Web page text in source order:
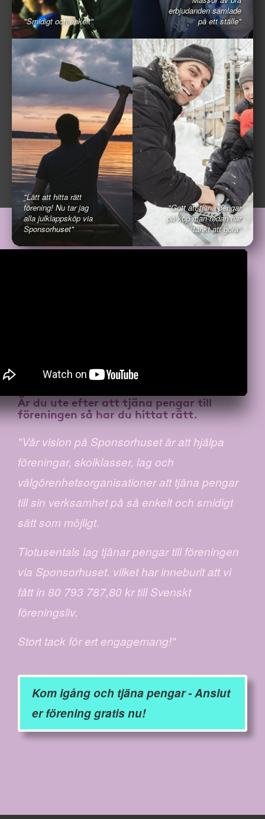
"Smidigt och enkelt"
erbjudanden samlade
på ett ställe"
"Lätt att hitta rätt
förening! Nu tar jag
alla julklappsköp via
Sponsorhuset"
"Gott att tjäna pengar
på köp man redan har
tänkt att göra"
Är du ute efter atttjäna pengar till
föreningenså har du hittat rätt.
"Vår vision på Sponsorhuset är att hjälpa
föreningar, skolklasser, lag och
välgörenhetsorganisationer att tjäna pengar
till sin verksamhet på så enkelt och smidigt
sätt som möjligt.
Tiotusentals lag tjänar pengar till föreningen
via Sponsorhuset. vilket har inneburit att vi
fått in 80 793 787,80 kr till Svenskt
föreningsliv.
Stort tack för ert engagemang!"
Kom igång och tjäna pengar - Anslut
er förening gratis nu!